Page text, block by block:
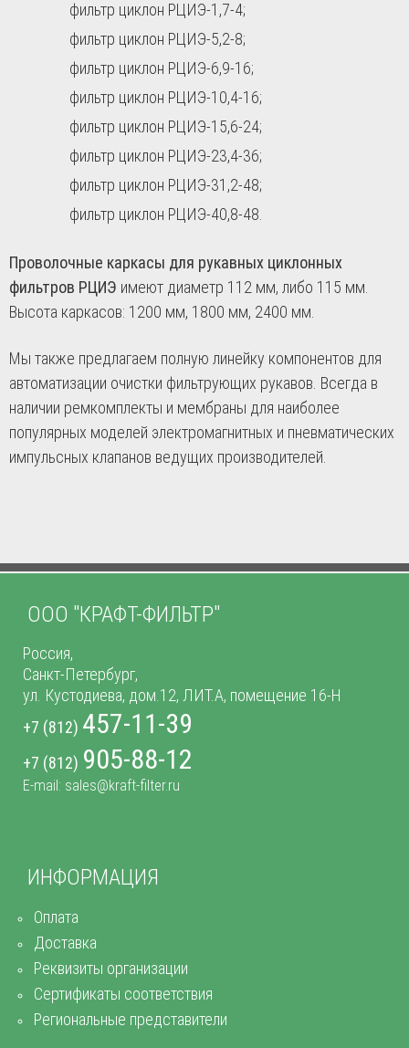
фильтр циклон РЦИЭ-1,7-4;
фильтр циклон РЦИЭ-5,2-8;
фильтр циклон РЦИЭ-6,9-16;
фильтр циклон РЦИЭ-10,4-16;
фильтр циклон РЦИЭ-15,6-24;
фильтр циклон РЦИЭ-23,4-36;
фильтр циклон РЦИЭ-31,2-48;
фильтр циклон РЦИЭ-40,8-48.
Проволочные каркасы для рукавных циклонных
фильтров РЦИЭ имеют диаметр 112 мм, либо 115 мм.
Высота каркасов: 1200 мм, 1800 мм, 2400 мм.
Мы также предлагаем полную линейку компонентов для
автоматизации очистки фильтрующих рукавов. Всегда в
наличии ремкомплекты и мембраны для наиболее
популярных моделей электромагнитных и пневматических
импульсных клапанов ведущих производителей.
ИНФОРМАЦИЯ
Оплата
Доставка
Реквизиты организации
Сертификаты соответствия
Региональные представители
ООО "КРАФТ-ФИЛЬТР"
Россия,
Санкт-Петербург,
ул. Кустодиева, дом.12, ЛИТ.А, помещение 16-Н
+7 (812) 457-11-39
+7 (812) 905-88-12
E-mail: sales@kraft-filter.ru